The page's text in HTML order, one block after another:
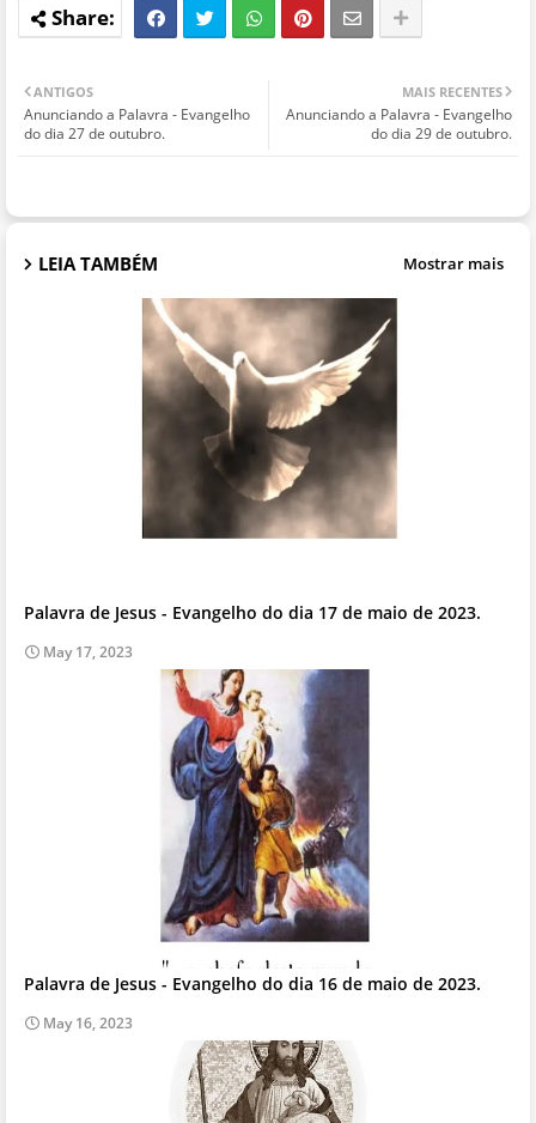
MAIS RECENTES
Anunciando a Palavra - Evangelho
do dia 29 de outubro.
ANTIGOS
Anunciando a Palavra - Evangelho
do dia 27 de outubro.
LEIA TAMBÉM Mostrar mais
Palavra de Jesus - Evangelho do dia 17 de maio de 2023.
May 17, 2023
Palavra de Jesus - Evangelho do dia 16 de maio de 2023.
May 16, 2023